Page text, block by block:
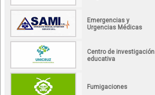
Emergencias y
Urgencias Médicas
Centro de investigación
educativa
Fumigaciones